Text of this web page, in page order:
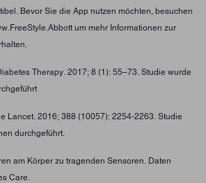
Bevor Sie die App nutzen möchten, besuchen
um mehr Informationen zur
Therapy. 2017; 8 (1): 55–73. Studie wurde
Lancet. 2016; 388 (10057): 2254-2263. Studie
durchgeführt.
am Körper zu tragenden Sensoren. Daten
Care.